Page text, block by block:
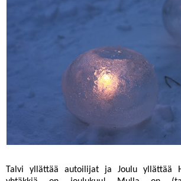
Talvi yllättää autoilijat ja Joulu yllättää